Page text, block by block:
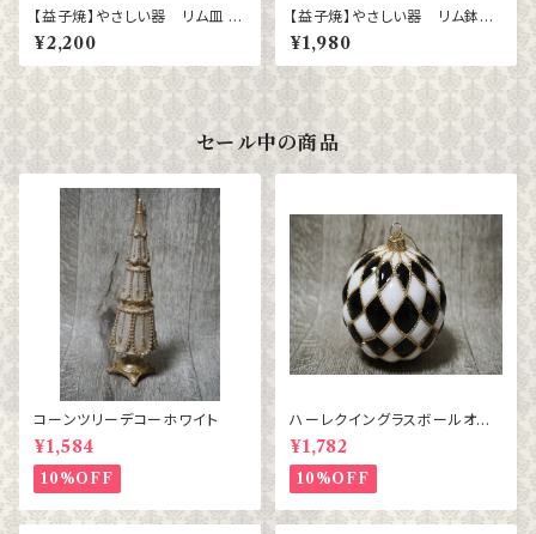
【益子焼】やさしい器 リム皿 楕
円（大）ブロンズ黒マット
¥2,200
【益子焼】やさしい器 リム鉢
kinari
¥1,980
セール中の商品
コーンツリーデコーホワイト
¥1,584
10%OFF
ハーレクイングラスボールオー
ナメント BL/WH チェック
¥1,782
10%OFF